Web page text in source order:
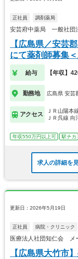
正社員 調剤薬局
安芸府中薬局 一般社団
【広島県／安芸
にて薬剤師募集
給与 【年収】
勤務地 広島県 安芸
アクセス
ＪＲ山陽本
ＪＲ呉線 向
年収550万円以上可 駅チカ
求人の詳細を
更新日：2026年5月19日
正社員 病院・クリニック
医療法人社団知仁会 メ
【広島県大竹市